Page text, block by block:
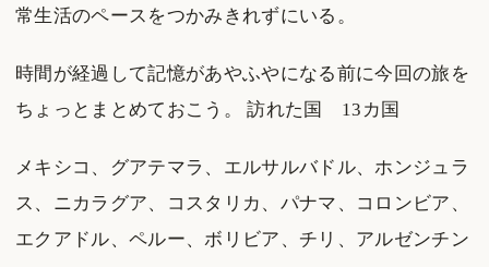
常生活のペースをつかみきれずにいる。
時間が経過して記憶があやふやになる前に今回の旅を
ちょっとまとめておこう。 訪れた国 13カ国
メキシコ、グアテマラ、エルサルバドル、ホンジュラ
ス、ニカラグア、コスタリカ、パナマ、コロンビア、
エクアドル、ペルー、ボリビア、チリ、アルゼンチン